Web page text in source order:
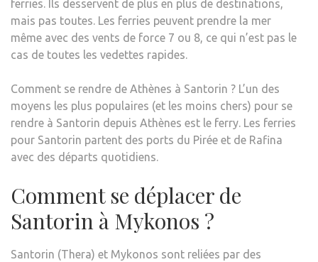
ferries. Ils desservent de plus en plus de destinations,
mais pas toutes. Les ferries peuvent prendre la mer
même avec des vents de force 7 ou 8, ce qui n’est pas le
cas de toutes les vedettes rapides.
Comment se rendre de Athènes à Santorin ? L’un des
moyens les plus populaires (et les moins chers) pour se
rendre à Santorin depuis Athènes est le ferry. Les ferries
pour Santorin partent des ports du Pirée et de Rafina
avec des départs quotidiens.
Comment se déplacer de
Santorin à Mykonos ?
Santorin (Thera) et Mykonos sont reliées par des